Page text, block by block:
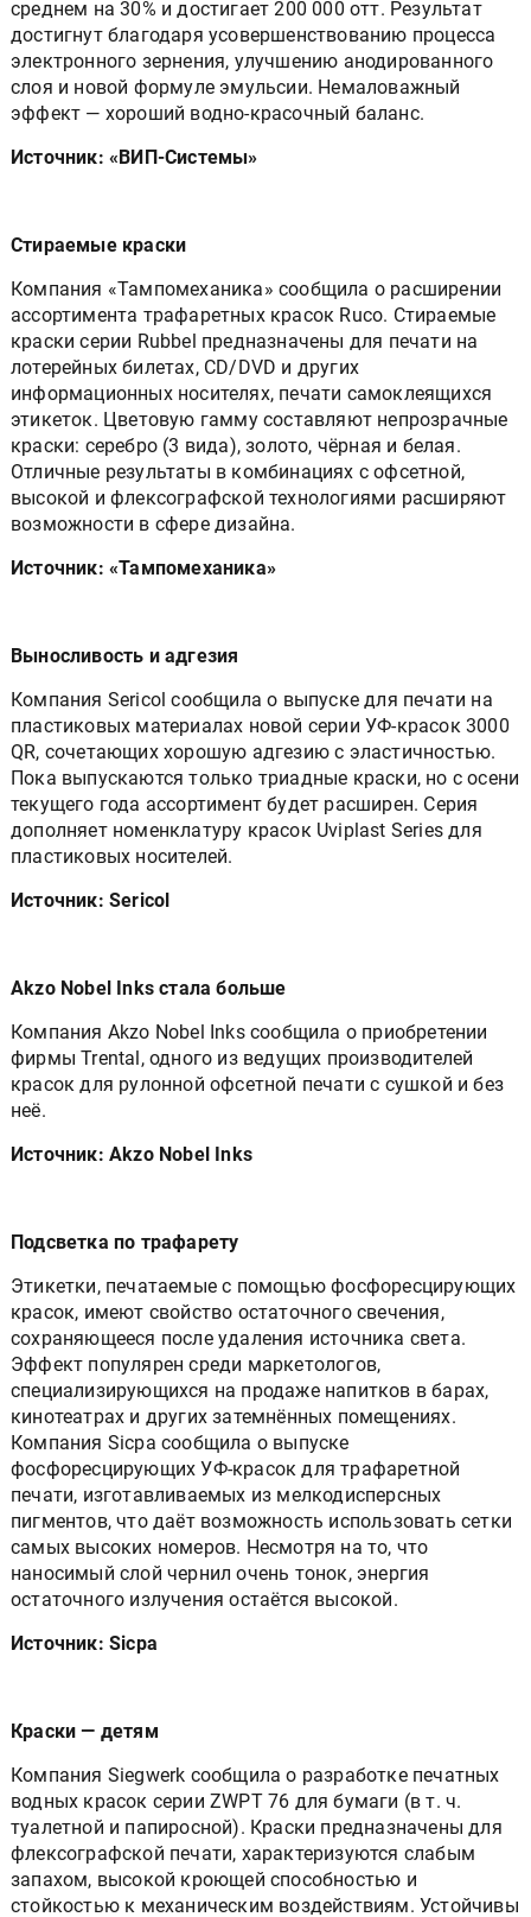
достигнут благодаря усовершенствованию процесса
электронного зернения, улучшению анодированного
слоя и новой формуле эмульсии. Немаловажный
эффект — хороший водно-красочный баланс.
ассортимента трафаретных красок Ruco. Стираемые
краски серии Rubbel предназначены для печати на
лотерейных билетах, CD/DVD и других
информационных носителях, печати самоклеящихся
этикеток. Цветовую гамму составляют непрозрачные
краски: серебро (3 вида), золото, чёрная и белая.
Отличные результаты в комбинациях с офсетной,
высокой и флексографской технологиями расширяют
возможности в сфере дизайна.
пластиковых материалах новой серии УФ-красок 3000
QR, сочетающих хорошую адгезию с эластичностью.
Пока выпускаются только триадные краски, но с осени
текущего года ассортимент будет расширен. Серия
дополняет номенклатуру красок Uviplast Series для
пластиковых носителей.
фирмы Trental, одного из ведущих производителей
красок для рулонной офсетной печати с сушкой и без
неё.
красок, имеют свойство остаточного свечения,
сохраняющееся после удаления источника света.
Эффект популярен среди маркетологов,
специализирующихся на продаже напитков в барах,
кинотеатрах и других затемнённых помещениях.
Компания Sicpa сообщила о выпуске
фосфоресцирующих УФ-красок для трафаретной
печати, изготавливаемых из мелкодисперсных
пигментов, что даёт возможность использовать сетки
самых высоких номеров. Несмотря на то, что
наносимый слой чернил очень тонок, энергия
остаточного излучения остаётся высокой.
водных красок серии ZWPT 76 для бумаги (в т. ч.
туалетной и папиросной). Краски предназначены для
флексографской печати, характеризуются слабым
запахом, высокой кроющей способностью и
стойкостью к механическим воздействиям. Устойчивы
к воде, жирам и маслам, слабым кислотам и щёлочам;